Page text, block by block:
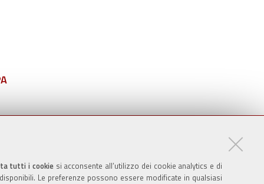
tutti i cookiesi acconsente all’utilizzo dei cookie analytics e di
Le preferenze possono essere modificate in qualsiasi